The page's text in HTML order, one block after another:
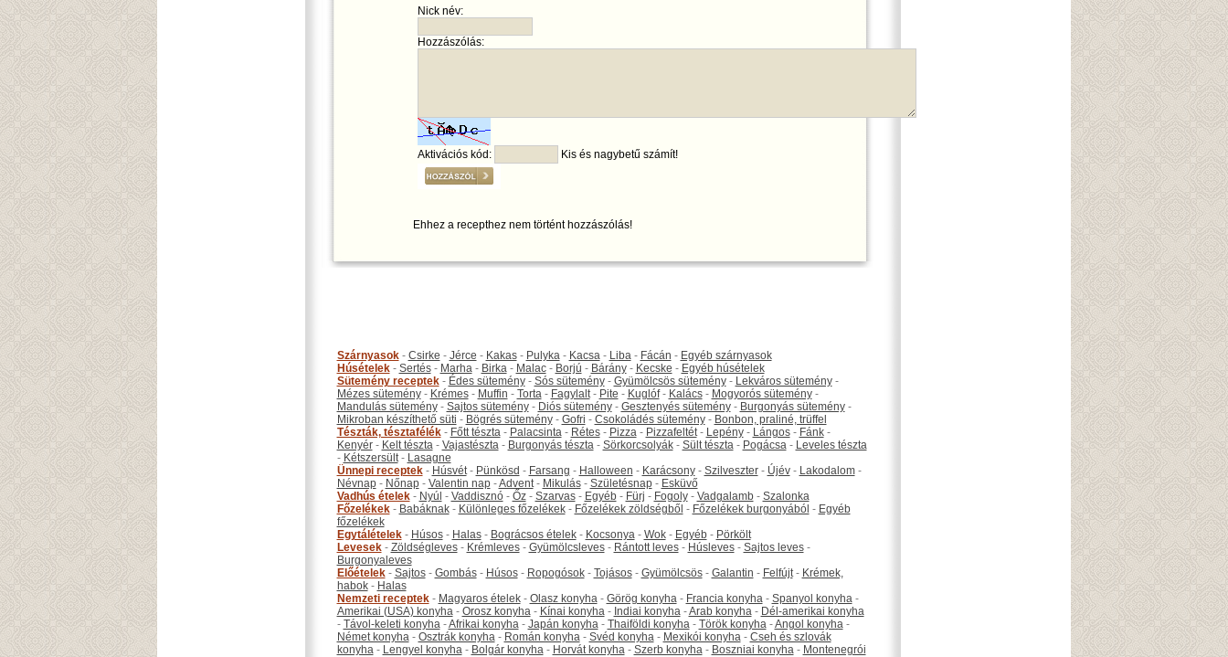
Nick név:
Hozzászólás:
Aktivációs kód: Kis és nagybetű számít!
Ehhez a recepthez nem történt hozzászólás!
Szárnyasok- Csirke - Jérce - Kakas- Pulyka- Kacsa- Liba- Fácán - Egyéb szárnyasok
Húsételek- Sertés- Marha- Birka- Malac- Borjú - Bárány- Kecske - Egyéb húsételek
Sütemény receptek- Édes sütemény- Sós sütemény- Gyümölcsös sütemény- Lekváros sütemény-
Mézes sütemény- Krémes- Muffin - Torta- Fagylalt- Pite - Kuglóf- Kalács- Mogyorós sütemény-
Mandulás sütemény- Sajtos sütemény- Diós sütemény- Gesztenyés sütemény- Burgonyás sütemény-
Mikroban készíthető süti - Bögrés sütemény- Gofri - Csokoládés sütemény- Bonbon, praliné, trüffel
Tészták, tésztafélék- Főtt tészta- Palacsinta- Rétes- Pizza- Pizzafeltét- Lepény- Lángos- Fánk-
Kenyér- Kelt tészta- Vajastészta- Burgonyás tészta- Sörkorcsolyák- Sült tészta- Pogácsa- Leveles tészta
- Kétszersült- Lasagne
Ünnepi receptek- Húsvét- Pünkösd - Farsang - Halloween - Karácsony- Szilveszter- Újév- Lakodalom-
Névnap- Nőnap- Valentin nap-Advent- Mikulás- Születésnap- Esküvő
Vadhús ételek- Nyúl - Vaddisznó- Őz- Szarvas- Egyéb- Fürj - Fogoly- Vadgalamb- Szalonka
Főzelékek- Babáknak- Különleges főzelékek- Főzelékek zöldségből - Főzelékek burgonyából - Egyéb
főzelékek
Egytálételek- Húsos- Halas- Bográcsos ételek- Kocsonya- Wok- Egyéb- Pörkölt
Levesek- Zöldségleves- Krémleves- Gyümölcsleves- Rántott leves- Húsleves- Sajtos leves-
Burgonyaleves
Előételek- Sajtos- Gombás- Húsos- Ropogósok- Tojásos- Gyümölcsös- Galantin - Felfújt- Krémek,
habok- Halas
Nemzeti receptek- Magyaros ételek- Olasz konyha- Görög konyha- Francia konyha- Spanyol konyha-
Amerikai (USA) konyha- Orosz konyha- Kínai konyha- Indiai konyha-Arab konyha- Dél-amerikai konyha
- Távol-keleti konyha-Afrikai konyha- Japán konyha- Thaiföldi konyha- Török konyha-Angol konyha-
Német konyha- Osztrák konyha- Román konyha- Svéd konyha- Mexikói konyha- Cseh és szlovák
konyha- Lengyel konyha- Bolgár konyha- Horvát konyha- Szerb konyha- Boszniai konyha- Montenegrói